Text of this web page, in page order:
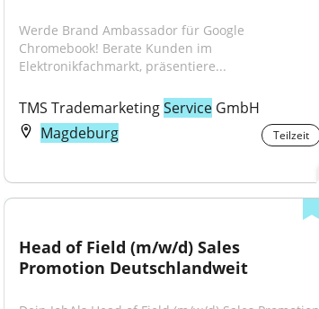
Werde Brand Ambassador für Google
Chromebook! Berate Kunden im
Elektronikfachmarkt, präsentiere...
TMS Trademarketing Service GmbH
Magdeburg
Teilzeit
Head of Field (m/w/d) Sales
Promotion Deutschlandweit